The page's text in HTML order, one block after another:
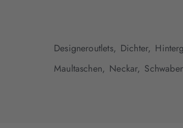
Designeroutlets, Dichter,
Maultaschen, Neckar,